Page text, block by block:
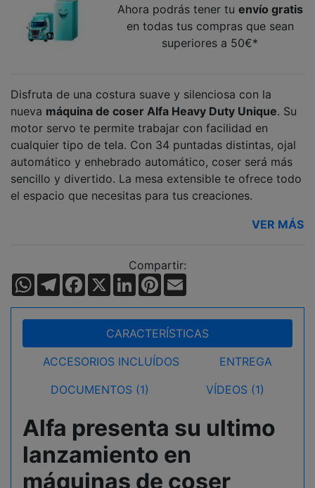
Ahora podrás tener tu envío gratis
en todas tus compras que sean
superiores a 50€*
Disfruta de una costura suave y silenciosa con la
nueva máquina de coser Alfa Heavy Duty Unique. Su
motor servo te permite trabajar con facilidad en
cualquier tipo de tela. Con 34 puntadas distintas, ojal
automático y enhebrado automático, coser será más
sencillo y divertido. La mesa extensible te ofrece todo
el espacio que necesitas para tus creaciones.
VER MÁS
Compartir:
WhatsApp
TelegramFacebook
X LinkedInPinterest
CARACTERÍSTICAS
ACCESORIOS INCLUÍDOS
ENTREGA
DOCUMENTOS (1)
VÍDEOS (1)
Alfa presenta su ultimo
lanzamiento en
máquinas de coser